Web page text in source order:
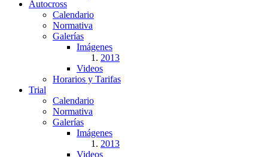
Autocross
Calendario
Normativa
Galerías
Imágenes
2013
Videos
Horarios y Tarifas
Trial
Calendario
Normativa
Galerías
Imágenes
2013
Videos